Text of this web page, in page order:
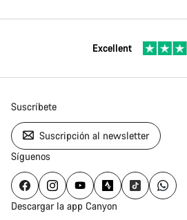
Excellent
Suscríbete
Suscripción al newsletter
Síguenos
Descargar la app Canyon